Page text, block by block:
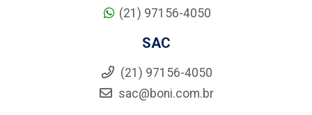
(21) 97156-4050
SAC
(21) 97156-4050
sac@boni.com.br